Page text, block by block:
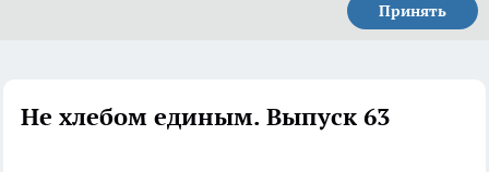
Принять
Не хлебом единым. Выпуск 63